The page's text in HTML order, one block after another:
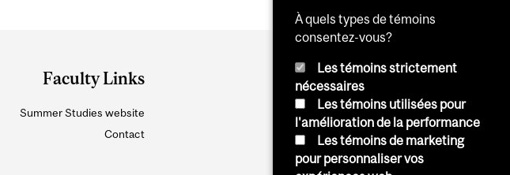
Faculty Links
Summer Studies website
Contact
À quels types de témoins
consentez-vous?
Les témoins strictement
nécessaires
Les témoins utilisées pour
l'amélioration de la performance
Les témoins de marketing
pour personnaliser vos